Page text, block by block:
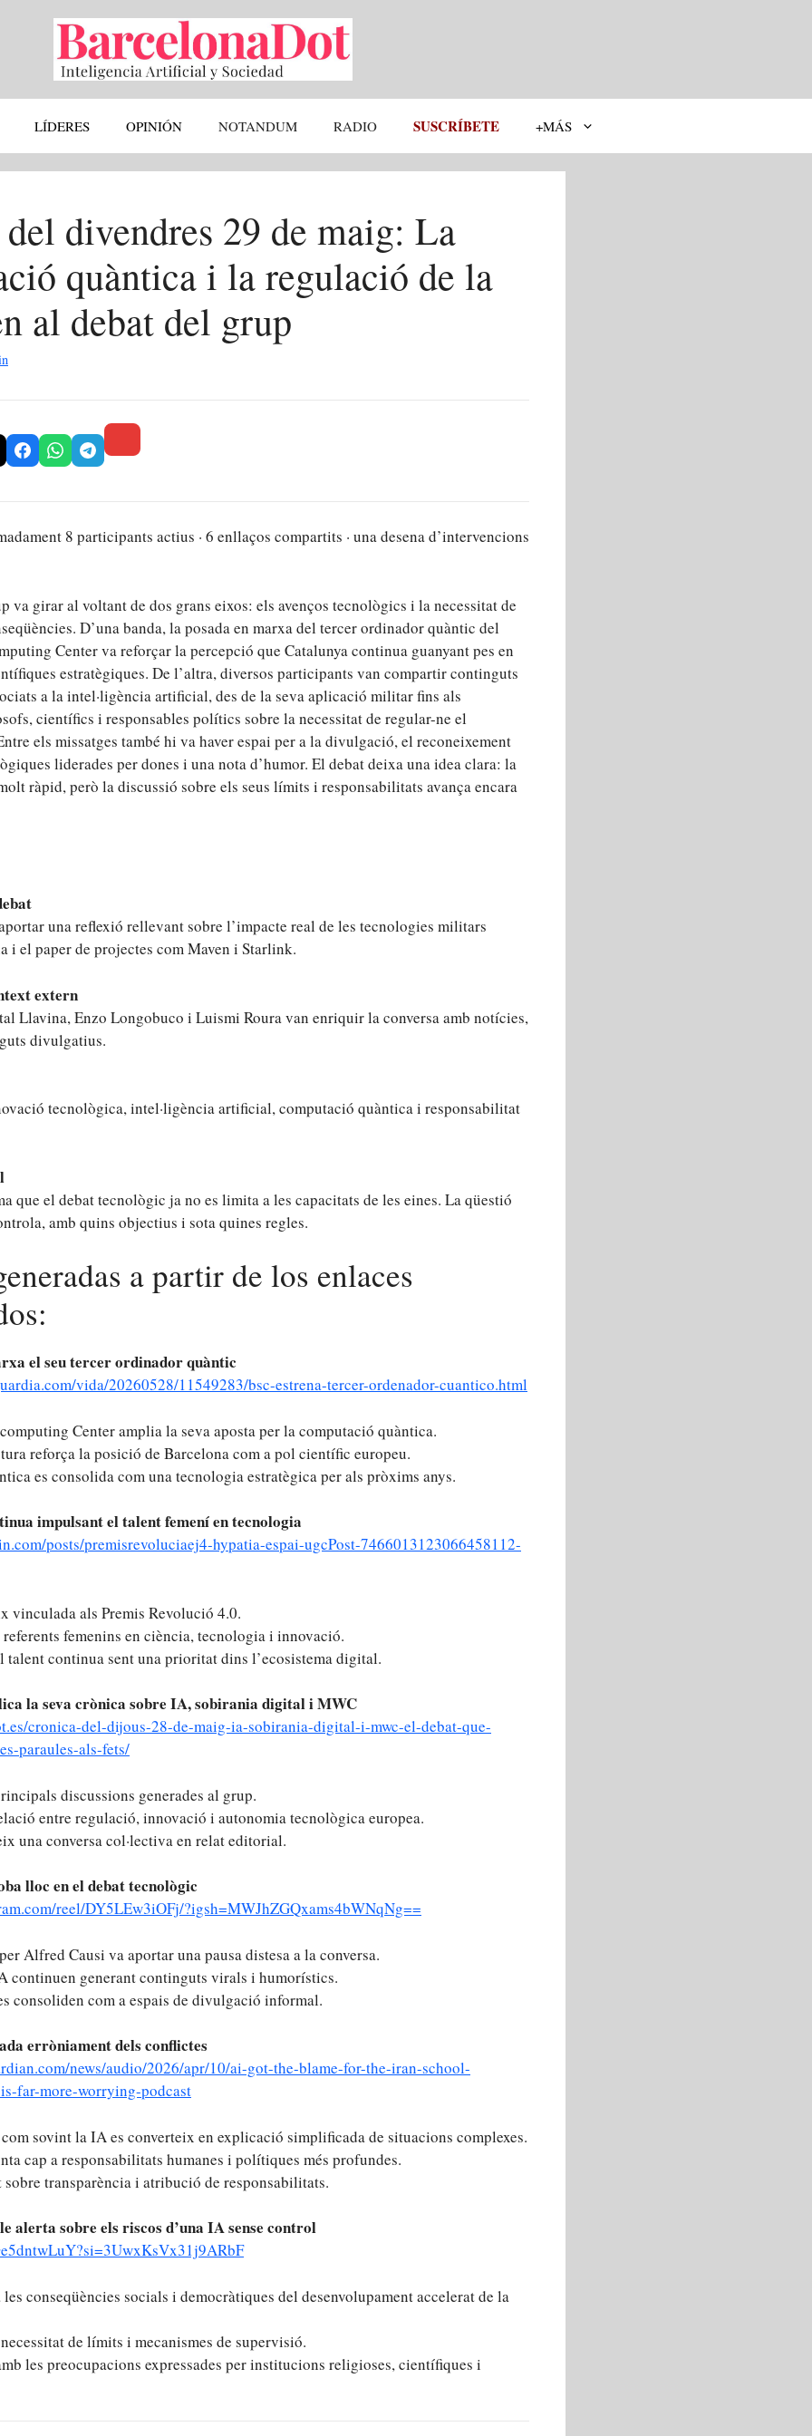
LÍDERES OPINIÓN NOTANDUM RADIO SUSCRÍBETE +MÁS
divendres 29 de maig: La
quàntica i la regulació de la
al debat del grup
8 participants actius · 6 enllaços compartits · una desena d’intervencions
va girar al voltant de dos grans eixos: els avenços tecnològics i la necessitat de
D’una banda, la posada en marxa del tercer ordinador quàntic del
Center va reforçar la percepció que Catalunya continua guanyant pes en
estratègiques. De l’altra, diversos participants van compartir continguts
a la intel·ligència artificial, des de la seva aplicació militar fins als
científics i responsables polítics sobre la necessitat de regular-ne el
els missatges també hi va haver espai per a la divulgació, el reconeixement
liderades per dones i una nota d’humor. El debat deixa una idea clara: la
ràpid, però la discussió sobre els seus límits i responsabilitats avança encara
una reflexió rellevant sobre l’impacte real de les tecnologies militars
i el paper de projectes com Maven i Starlink.
extern
Llavina, Enzo Longobuco i Luismi Roura van enriquir la conversa amb notícies,
divulgatius.
tecnològica, intel·ligència artificial, computació quàntica i responsabilitat
que el debat tecnològic ja no es limita a les capacitats de les eines. La qüestió
amb quins objectius i sota quines regles.
a partir de los enlaces
el seu tercer ordinador quàntic
vida/20260528/11549283/bsc-estrena-tercer-ordenador-cuantico.html
Center amplia la seva aposta per la computació quàntica.
reforça la posició de Barcelona com a pol científic europeu.
es consolida com una tecnologia estratègica per als pròxims anys.
impulsant el talent femení en tecnologia
posts/premisrevoluciaej4-hypatia-espai-ugcPost-7466013123066458112-
vinculada als Premis Revolució 4.0.
femenins en ciència, tecnologia i innovació.
continua sent una prioritat dins l’ecosistema digital.
la seva crònica sobre IA, sobirania digital i MWC
cronica-del-dijous-28-de-maig-ia-sobirania-digital-i-mwc-el-debat-que-
paraules-als-fets/
discussions generades al grup.
entre regulació, innovació i autonomia tecnològica europea.
una conversa col·lectiva en relat editorial.
lloc en el debat tecnològic
reel/DY5LEw3iOFj/?igsh=MWJhZGQxams4bWNqNg==
Alfred Causi va aportar una pausa distesa a la conversa.
continuen generant continguts virals i humorístics.
consoliden com a espais de divulgació informal.
erròniament dels conflictes
news/audio/2026/apr/10/ai-got-the-blame-for-the-iran-school-
far-more-worrying-podcast
sovint la IA es converteix en explicació simplificada de situacions complexes.
cap a responsabilitats humanes i polítiques més profundes.
sobre transparència i atribució de responsabilitats.
alerta sobre els riscos d’una IA sense control
conseqüències socials i democràtiques del desenvolupament accelerat de la
de límits i mecanismes de supervisió.
les preocupacions expressades per institucions religioses, científiques i